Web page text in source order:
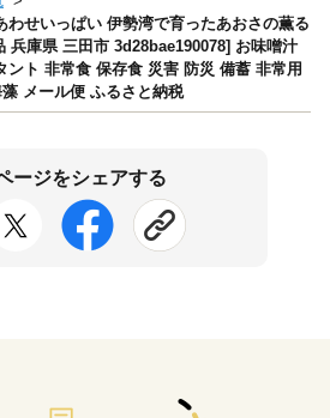
わせいっぱい 伊勢湾で育ったあおさの薫る
兵庫県 三田市 3d28bae190078] お味噌汁
ント 非常食 保存食 災害 防災 備蓄 非常用
メール便 ふるさと納税
ージをシェアする